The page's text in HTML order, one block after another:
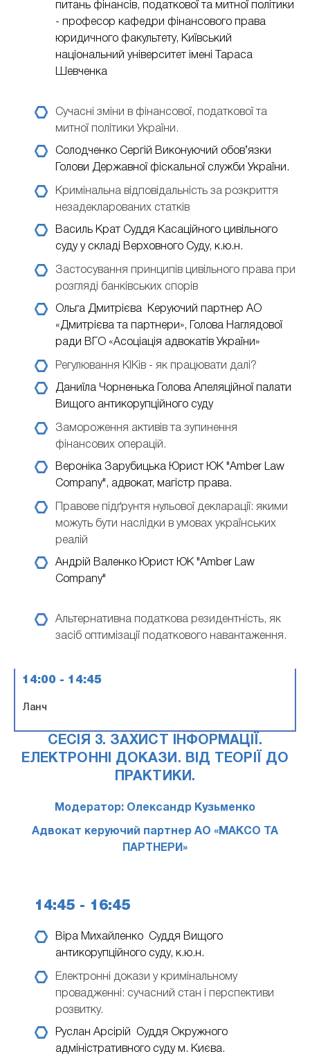
питань фінансів, податкової та митної політики
- професор кафедри фінансового права
юридичного факультету, Київський
національний університет імені Тараса
Шевченка
Сучасні зміни в фінансової, податкової та
митної політики України.
Солодченко Сергій Виконуючий обов’язки
Голови Державної фіскальної служби України.
Кримінальна відповідальність за розкриття
незадекларованих статків
Василь Крат Суддя Касаційного цивільного
суду у складі Верховного Суду, к.ю.н.
Застосування принципів цивільного права при
розгляді банківських спорів
Ольга Дмитрієва
Керуючий партнер АО
«Дмитрієва та партнери», Голова Наглядової
ради ВГО «Асоціація адвокатів України»
Регулювання КІКів - як працювати далі?
Даниїла Чорненька Голова Апеляційної палати
Вищого антикорупційного суду
Замороження активів та зупинення
фінансових операцій.
Вероніка Зарубицька Юрист ЮК "Amber Law
Company", адвокат, магістр права.
Правове підґрунтя нульової декларації: якими
можуть бути наслідки в умовах українських
реалій
Андрій Валенко Юрист ЮК "Amber Law
Company"
Альтернативна податкова резидентність, як
засіб оптимізації податкового навантаження.
14:00 - 14:45
Ланч
СЕСІЯ 3. ЗАХИСТ ІНФОРМАЦІЇ.
ЕЛЕКТРОННІ ДОКАЗИ. ВІД ТЕОРІЇ ДО
ПРАКТИКИ.
Модератор: Олександр Кузьменко
Адвокат керуючий партнер АО «МАКСО ТА
ПАРТНЕРИ»
14:45 - 16:45
Віра Михайленко
Суддя Вищого
антикорупційного суду, к.ю.н.
Електронні докази у кримінальному
провадженні: сучасний стан і перспективи
розвитку.
Руслан Арсірій
Суддя Окружного
адміністративного суду м. Києва.